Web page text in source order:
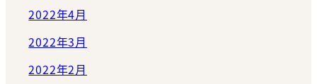
2022年4月
2022年3月
2022年2月